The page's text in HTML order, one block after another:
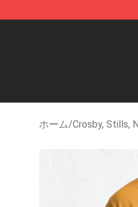
ホーム/Crosby, Stills,